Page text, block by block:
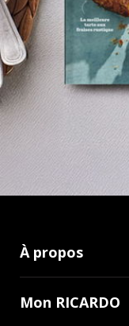
À propos
Mon RICARDO